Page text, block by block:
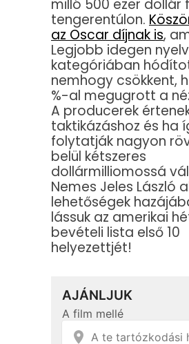
milló 500 ezer dollár
tengerentúlon.
az Oscar díjnak is,
Legjobb idegen
kategóriában
nemhogy csökkent,
%-al megugrott a
A producerek
taktikázáshoz és ha
folytatják nagyon
belül kétszeres
dollármilliomossá
Nemes Jeles László
lehetőségek
lássuk az amerikai
bevételi lista első 10
helyezettjét!